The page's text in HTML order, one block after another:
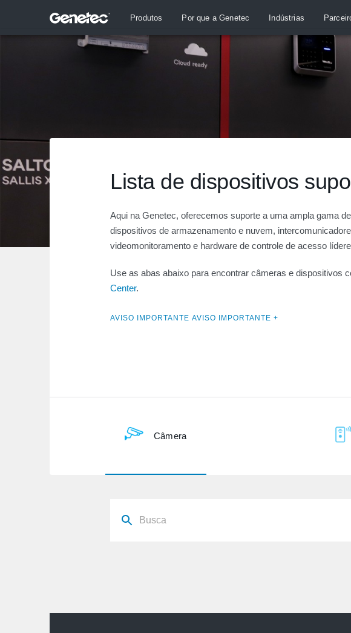
Produtos Por que a Genetec Indústrias
Lista de dispositivos
Aqui na Genetec, oferecemos suporte a uma ampla gama
dispositivos de armazenamento e nuvem,
videomonitoramento e hardware de controle de acesso
Use as abas abaixo para encontrar câmeras e dispositivos
Center.
AVISO IMPORTANTE AVISO IMPORTANTE +
Câmera